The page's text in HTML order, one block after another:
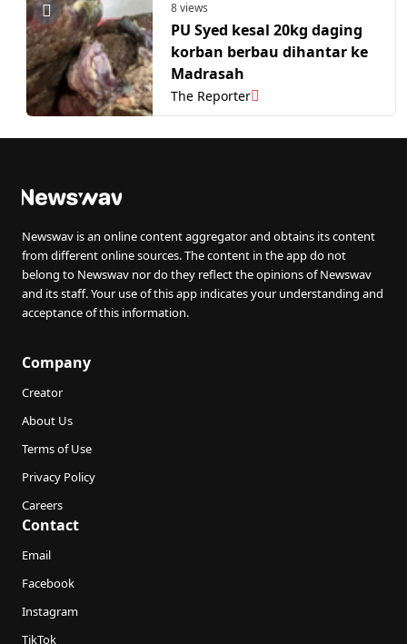
8 views
PU Syed kesal 20kg daging
korban berbau dihantar ke
Madrasah
The Reporter
Newswav is an online content aggregator and obtains its content
from different online sources. The content in the app do not
belong to Newswav nor do they reflect the opinions of Newswav
and its staff. Your use of this app indicates your understanding and
acceptance of this information.
Company
Creator
About Us
Terms of Use
Privacy Policy
Careers
Contact
Email
Facebook
Instagram
TikTok